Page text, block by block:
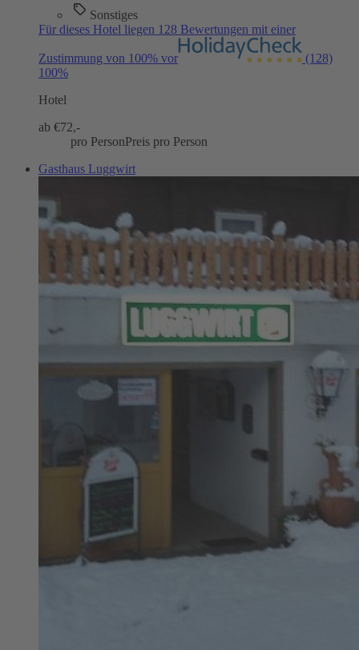
Sonstiges
Für dieses Hotel liegen 128 Bewertungen mit einer
Zustimmung von 100% vor
(128)
100%
Hotel
ab €72,-
pro PersonPreis pro Person
Gasthaus Luggwirt